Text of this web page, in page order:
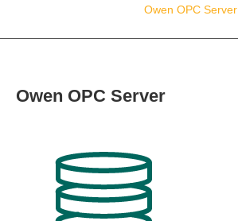
Owen OPC Server
Owen OPC Server